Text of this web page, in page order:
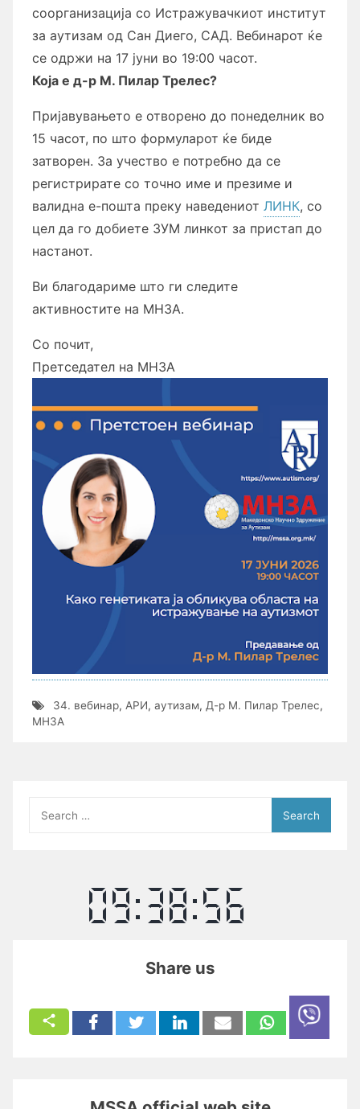
соорганизација со Истражувачкиот институт
за аутизам од Сан Диего, САД. Вебинарот ќе
се одржи на 17 јуни во 19:00 часот.
Која е д-р М. Пилар Трелес?
Пријавувањето е отворено до понеделник во
15 часот, по што формуларот ќе биде
затворен. За учество е потребно да се
регистрирате со точно име и презиме и
валидна е-пошта преку наведениот ЛИНК, со
цел да го добиете ЗУМ линкот за пристап до
настанот.
Ви благодариме што ги следите
активностите на МНЗА.
Со почит,
Претседател на МНЗА
34. вебинар, АРИ, аутизам, Д-р М. Пилар Трелес,
МНЗА
for:
Share us